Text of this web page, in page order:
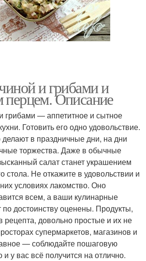
и грибами и
перцем. Описание
грибами — аппетитное и сытное
Готовить его одно удовольствие.
делают в праздничные дни, на дни
торжества. Даже в обычные
салат станет украшением
стола. Не откажите в удовольствии и
условиях лакомство. Оно
всем, а ваши кулинарные
по достоинству оценены. Продукты,
рецепта, довольно простые и их не
супермаркетов, магазинов и
— соблюдайте пошаговую
у вас всё получится на отлично.